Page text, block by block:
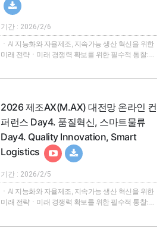
기간 : 2026/2/6
ㆍAI 지능화와 자율제조, 지속가능 생산 혁신을 위한
미래 전략ㆍ미래 경쟁력 확보를 위한 필수적 통찰:
은 [제조 AX 얼라이언스(M.AX Alliance)] 출범으로 이
어지며 , 2026년을 기점으로 산업 현장에서 본격적인
변화의 파고를 일으킬 것으로 전망됩니다.본 컨퍼런
스는 이러한 혁명적 변화 속에서 국내 제조기업 및..
2026 제조AX(M.AX) 대전망 온라인 컨
퍼런스 Day4. 품질혁신, 스마트물류
Day4. Quality Innovation, Smart
Logistics
기간 : 2026/2/5
ㆍAI 지능화와 자율제조, 지속가능 생산 혁신을 위한
미래 전략ㆍ미래 경쟁력 확보를 위한 필수적 통찰: